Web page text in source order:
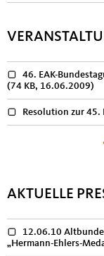
46. EAK-
(74 KB, 16.06.2009)
Resolution zur 45.
AKTUELLE
12.06.10
„Hermann-Ehlers-